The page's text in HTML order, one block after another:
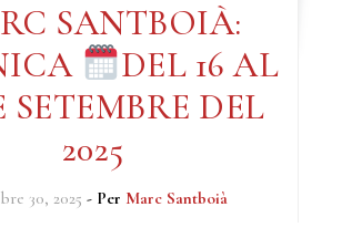
SANTBOIÀ:
DEL 16 AL
SETEMBRE DEL
2025
30, 2025 - Per Marc Santboià